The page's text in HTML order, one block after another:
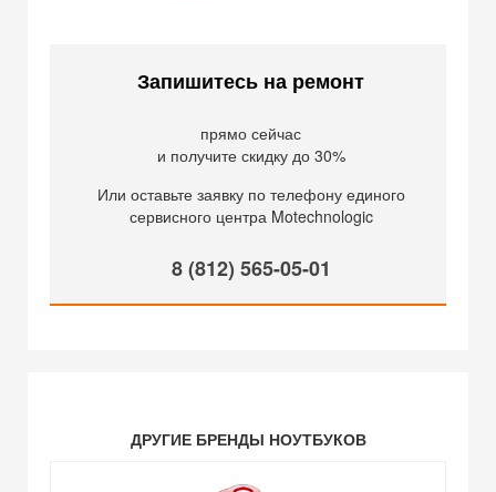
Запишитесь на ремонт
прямо сейчас
и получите скидку до 30%
Или оставьте заявку по телефону единого
сервисного центра Motechnologic
8 (812) 565-05-01
ДРУГИЕ БРЕНДЫ НОУТБУКОВ